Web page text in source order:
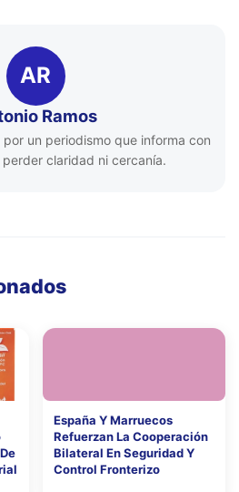
AR
Ramos
un periodismo que informa con
claridad ni cercanía.
España Y Marruecos
Refuerzan La Cooperación
Bilateral En Seguridad Y
Control Fronterizo